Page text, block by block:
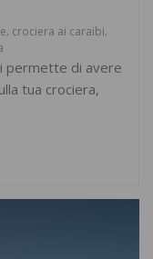
, crociera ai caraibi,
permette di avere
tua crociera,